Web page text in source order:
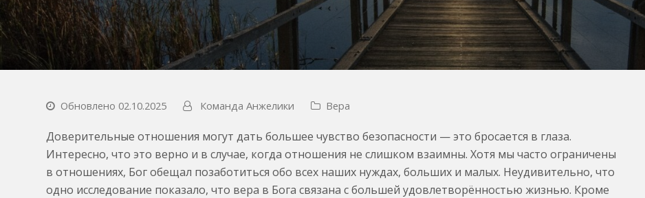
Обновлено 02.10.2025 Команда Анжелики Вера
Доверительные отношения могут дать большее чувство безопасности — это бросается в глаза.
Интересно, что это верно и в случае, когда отношения не слишком взаимны. Хотя мы часто ограничены
в отношениях, Бог обещал позаботиться обо всех наших нуждах, больших и малых. Неудивительно, что
одно исследование показало, что вера в Бога связана с большей удовлетворённостью жизнью. Кроме